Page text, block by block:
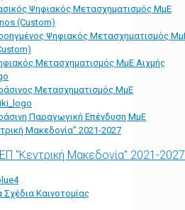
Ψηφιακός Μετασχηματισμός ΜμΕ
Ψηφιακός Μετασχηματισμός
Μετασχηματισμός ΜμΕ Αιχμής
Μετασχηματισμός ΜμΕ
Παραγωγική Επένδυση ΜμΕ
Μακεδονία” 2021-2027
"Κεντρική Μακεδονία" 2021-2027
Σχέδια Καινοτομίας